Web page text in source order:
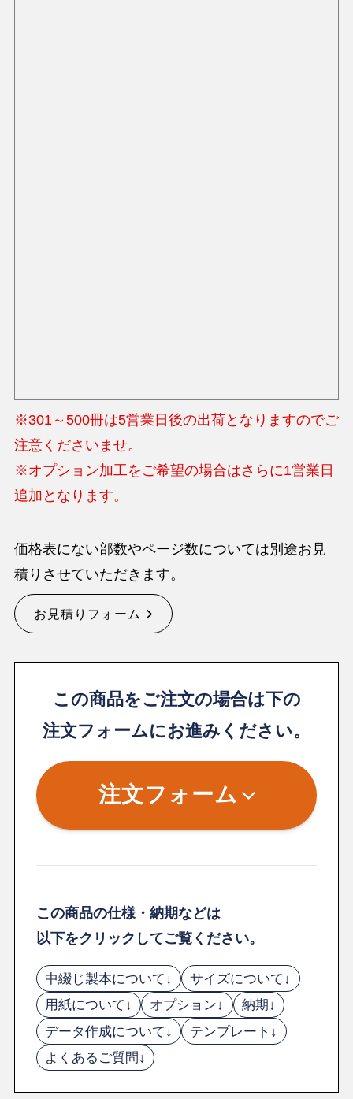
※301～500冊は5営業日後の出荷となりますのでご
注意くださいませ。
※オプション加工をご希望の場合はさらに1営業日
追加となります。
価格表にない部数やページ数については別途お見
積りさせていただきます。
お見積りフォーム
この商品をご注文の場合は下の
注文フォームにお進みください。
注文フォーム
この商品の仕様・納期などは
以下をクリックしてご覧ください。
中綴じ製本について↓
サイズについて↓
用紙について↓
オプション↓
納期↓
データ作成について↓
テンプレート↓
よくあるご質問↓